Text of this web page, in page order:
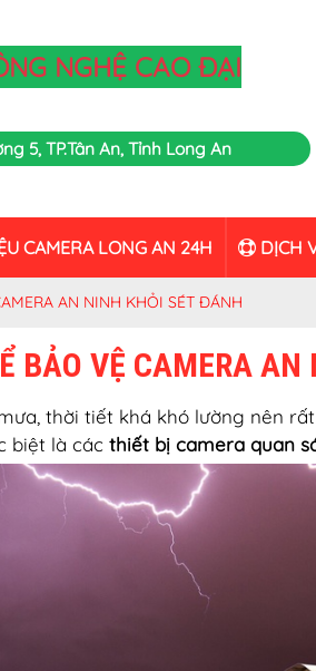
NGHỆ CAO ĐẠI
5, TP.Tân An, Tỉnh Long An
CAMERA LONG AN 24H DỊCH
AN NINH KHỎI SÉT ĐÁNH
BẢO VỆ CAMERA
thời tiết khá khó lường nên
biệt là các thiết bị camera quan